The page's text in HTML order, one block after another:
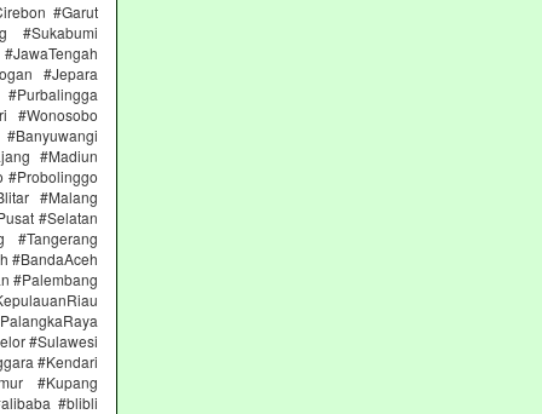
#Garut
#Sukabumi
#Jepara
#Wonosobo
#Madiun
#Probolinggo
#Malang
#Selatan
#Tangerang
#BandaAceh
#Palembang
#Sulawesi
#Kendari
#Kupang
#blibli